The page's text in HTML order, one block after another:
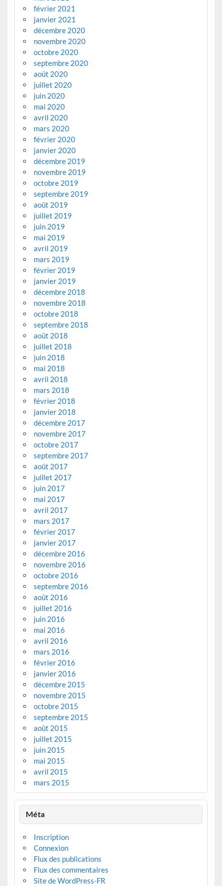
février 2021
janvier 2021
décembre 2020
novembre 2020
octobre 2020
septembre 2020
août 2020
juillet 2020
juin 2020
mai 2020
avril 2020
mars 2020
février 2020
janvier 2020
décembre 2019
novembre 2019
octobre 2019
septembre 2019
août 2019
juillet 2019
juin 2019
mai 2019
avril 2019
mars 2019
février 2019
janvier 2019
décembre 2018
novembre 2018
octobre 2018
septembre 2018
août 2018
juillet 2018
juin 2018
mai 2018
avril 2018
mars 2018
février 2018
janvier 2018
décembre 2017
novembre 2017
octobre 2017
septembre 2017
août 2017
juillet 2017
juin 2017
mai 2017
avril 2017
mars 2017
février 2017
janvier 2017
décembre 2016
novembre 2016
octobre 2016
septembre 2016
août 2016
juillet 2016
juin 2016
mai 2016
avril 2016
mars 2016
février 2016
janvier 2016
décembre 2015
novembre 2015
octobre 2015
septembre 2015
août 2015
juillet 2015
juin 2015
mai 2015
avril 2015
mars 2015
Méta
Inscription
Connexion
Flux des publications
Flux des commentaires
Site de WordPress-FR